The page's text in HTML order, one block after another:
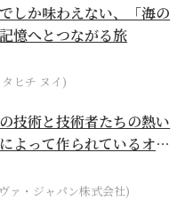
しか味わえない、「海の
憶へとつながる旅
ヒチ ヌイ)
技術と技術者たちの熱い
よって作られているオー
ァ・ジャパン株式会社)